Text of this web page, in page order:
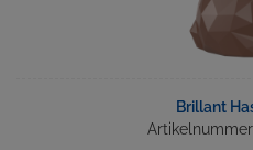
Brillant